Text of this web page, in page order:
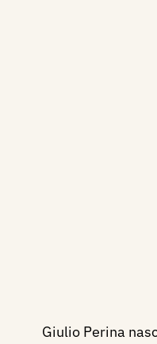
Giulio Perina